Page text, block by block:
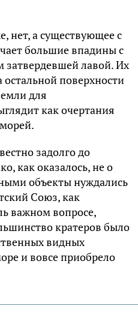
нет, а существующее с
большие впадины с
лавой. Их
остальной поверхности
для
как очертания
задолго до
как оказалось, не о
объекты нуждались
Союз, как
важном вопросе,
кратеров было
видных
и вовсе приобрело